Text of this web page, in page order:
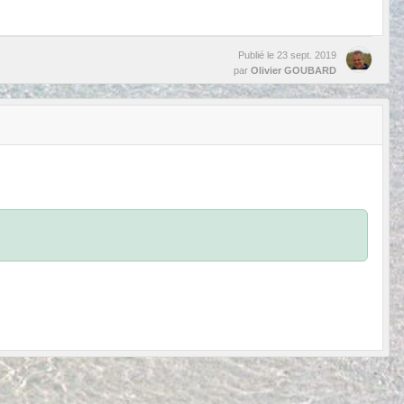
Publié le 23 sept. 2019
par Olivier GOUBARD